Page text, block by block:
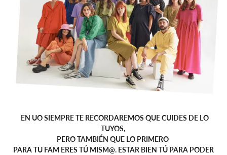
EN UO SIEMPRE TE RECORDAREMOS QUE CUIDES DE LO
TUYOS,
PERO TAMBIÉN QUE LO PRIMERO
PARA TU FAM ERES TÚ MISM@. ESTAR BIEN TÚ PARA PODER